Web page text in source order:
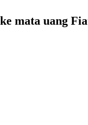
mata uang